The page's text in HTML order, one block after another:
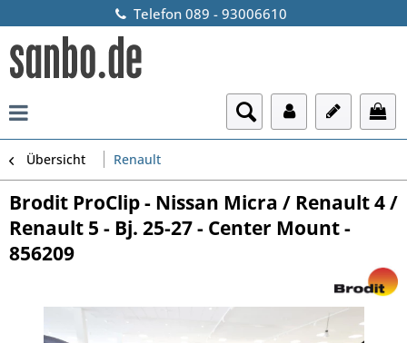
Telefon 089 - 93006610
Übersicht Renault
Brodit ProClip - Nissan Micra / Renault 4 /
Renault 5 - Bj. 25-27 - Center Mount -
856209